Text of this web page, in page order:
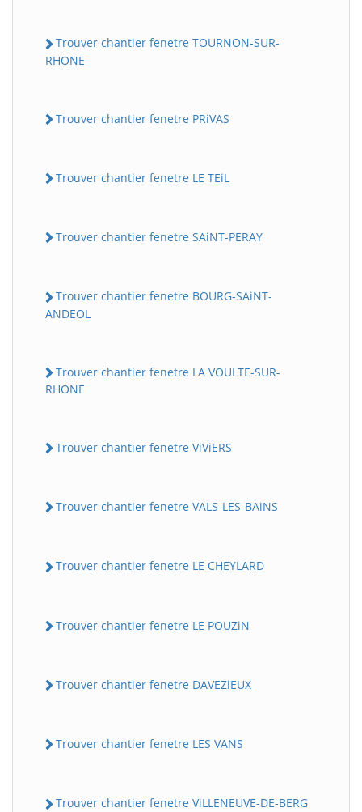
Trouver chantier fenetre TOURNON-SUR-
RHONE
Trouver chantier fenetre PRiVAS
Trouver chantier fenetre LE TEiL
Trouver chantier fenetre SAiNT-PERAY
Trouver chantier fenetre BOURG-SAiNT-
ANDEOL
Trouver chantier fenetre LA VOULTE-SUR-
RHONE
Trouver chantier fenetre ViViERS
Trouver chantier fenetre VALS-LES-BAiNS
Trouver chantier fenetre LE CHEYLARD
Trouver chantier fenetre LE POUZiN
Trouver chantier fenetre DAVEZiEUX
Trouver chantier fenetre LES VANS
Trouver chantier fenetre ViLLENEUVE-DE-BERG